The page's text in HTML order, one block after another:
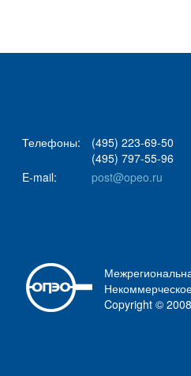
Телефоны:
(495) 223-69-50
(495) 797-55-96
E-mail:
post@opeo.ru
Copyright ©